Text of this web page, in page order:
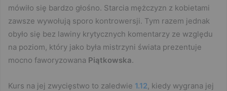
mówiło się bardzo głośno. Starcia mężczyzn z kobietami
zawsze wywołują sporo kontrowersji. Tym razem jednak
obyło się bez lawiny krytycznych komentarzy ze względu
na poziom, który jako była mistrzyni świata prezentuje
mocno faworyzowana Piątkowska.
Kurs na jej zwycięstwo to zaledwie 1.12, kiedy wygrana jej